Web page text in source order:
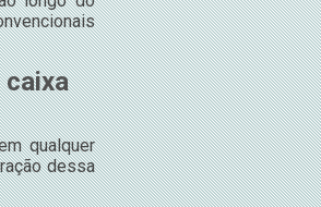
caixa
qualquer
dessa